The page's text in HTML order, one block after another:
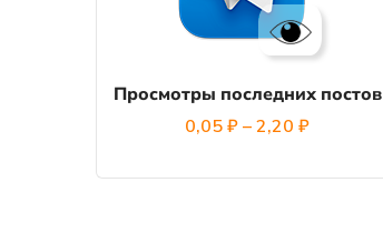
Просмотры последних постов
0,05₽–2,20 ₽Диапазон
несколько
вариаций.
можно
на